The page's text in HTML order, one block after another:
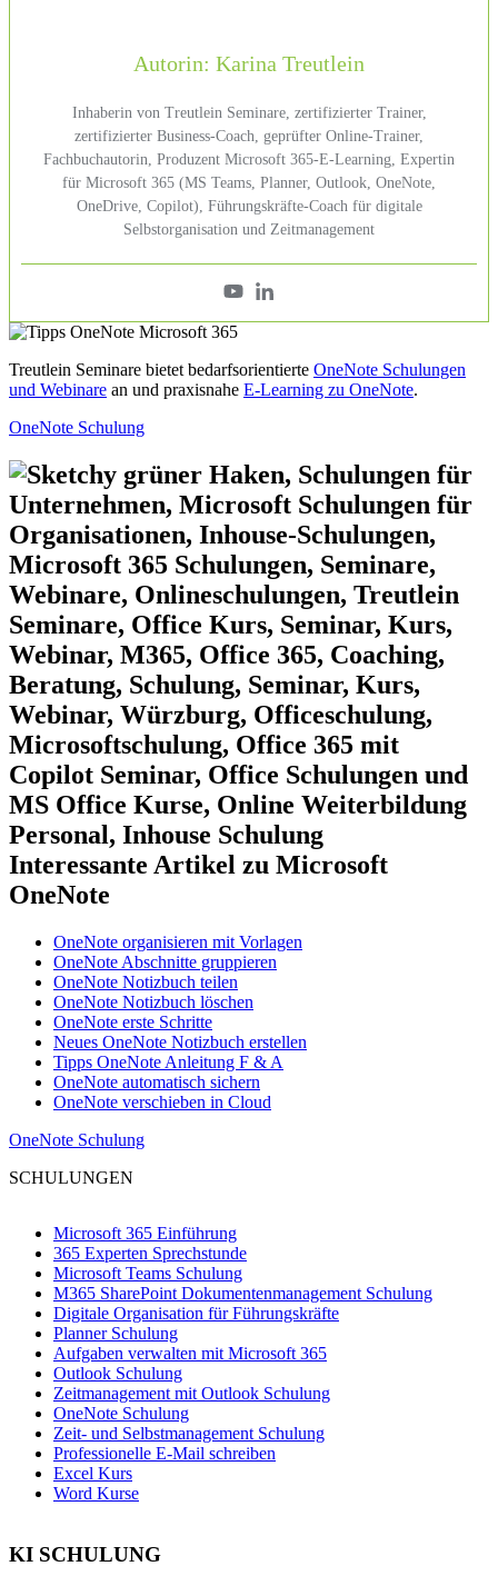
Autorin: Karina Treutlein
Inhaberin von Treutlein Seminare, zertifizierter Trainer,
zertifizierter Business-Coach, geprüfter Online-Trainer,
Fachbuchautorin, Produzent Microsoft 365-E-Learning, Expertin
für Microsoft 365 (MS Teams, Planner, Outlook, OneNote,
OneDrive, Copilot), Führungskräfte-Coach für digitale
Selbstorganisation und Zeitmanagement
Treutlein Seminare bietet bedarfsorientierte OneNote Schulungen
und Webinare an und praxisnahe E-Learning zu OneNote.
OneNote Schulung
Interessante Artikel zu Microsoft
OneNote
OneNote organisieren mit Vorlagen
OneNote Abschnitte gruppieren
OneNote Notizbuch teilen
OneNote Notizbuch löschen
OneNote erste Schritte
Neues OneNote Notizbuch erstellen
Tipps OneNote Anleitung F & A
OneNote automatisch sichern
OneNote verschieben in Cloud
OneNote Schulung
SCHULUNGEN
Microsoft 365 Einführung
365 Experten Sprechstunde
Microsoft Teams Schulung
M365 SharePoint Dokumentenmanagement Schulung
Digitale Organisation für Führungskräfte
Planner Schulung
Aufgaben verwalten mit Microsoft 365
Outlook Schulung
Zeitmanagement mit Outlook Schulung
OneNote Schulung
Zeit- und Selbstmanagement Schulung
Professionelle E-Mail schreiben
Excel Kurs
Word Kurse
KI SCHULUNG